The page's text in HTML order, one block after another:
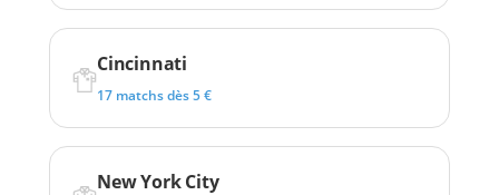
Cincinnati
17 matchs dès 5 €
New York City